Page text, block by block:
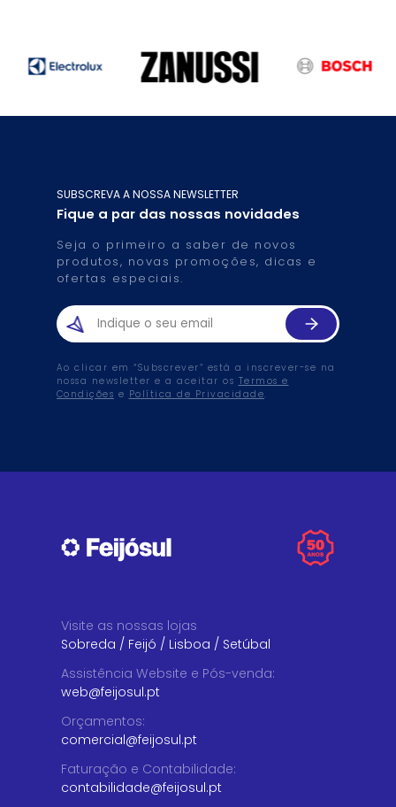
SUBSCREVA A NOSSA NEWSLETTER
Fique a par das nossas novidades
Seja o primeiro a saber de novos
produtos, novas promoções, dicas e
ofertas especiais.
Ao clicar em “Subscrever” está a inscrever-se na
nossa newsletter e a aceitar os Termos e
Condições e Política de Privacidade.
Visite as nossas lojas
Sobreda / Feijó / Lisboa / Setúbal
Assistência Website e Pós-venda:
web@feijosul.pt
Orçamentos:
comercial@feijosul.pt
Faturação e Contabilidade:
contabilidade@feijosul.pt